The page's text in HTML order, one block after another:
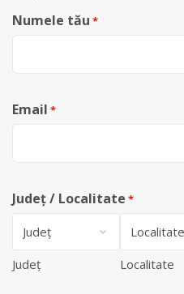
Numele tău *
Email *
Județ / Localitate *
Județ Localitate